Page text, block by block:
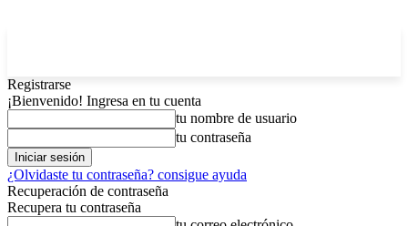
Registrarse
¡Bienvenido! Ingresa en tu cuenta
tu nombre de usuario
tu contraseña
¿Olvidaste tu contraseña? consigue ayuda
Recuperación de contraseña
Recupera tu contraseña